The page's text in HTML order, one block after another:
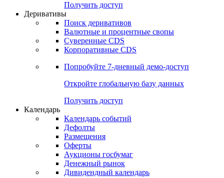
Получить доступ
Деривативы
Поиск деривативов
Валютные и процентные свопы
Суверенные CDS
Корпоративные CDS
Попробуйте 7-дневный демо-доступ
Откройте глобальную базу данных
Получить доступ
Календарь
Календарь событий
Дефолты
Размещения
Оферты
Аукционы госбумаг
Денежный рынок
Дивидендный календарь